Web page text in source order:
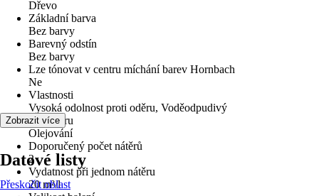
Dřevo
Základní barva
Bez barvy
Barevný odstín
Bez barvy
Lze tónovat v centru míchání barev Hornbach
Ne
Vlastnosti
Vysoká odolnost proti oděru, Voděodpudivý
typ nátěru
Olejování
Doporučený počet nátěrů
2
Vydatnost při jednom nátěru
20 m²/l
Zobrazit více
Datové listy
Přeskočit oblast